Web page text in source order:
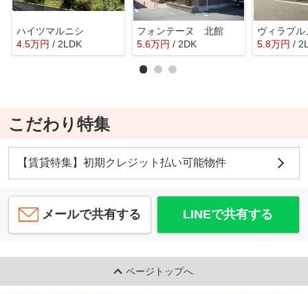
ハイツマルニシ
4.5万円 / 2LDK
フォンテーヌ 北館
5.6万円 / 2DK
ヴィラプル
5.8万円 /
こだわり特集
【賃貸特集】初期クレジット払い可能物件
メールで共有する LINEで共有する
ページトップへ